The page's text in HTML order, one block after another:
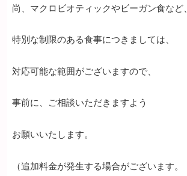
尚、マクロビオティックやビーガン食など、
特別な制限のある食事につきましては、
対応可能な範囲がございますので、
事前に、ご相談いただきますよう
お願いいたします。
（追加料金が発生する場合がございます。